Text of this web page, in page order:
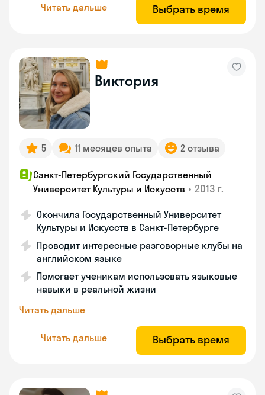
Читать дальше Выбрать время
Виктория
5 11 месяцев опыта 2 отзыва
Санкт-Петербургский Государственный
Университет Культуры и Искусств • 2013 г.
Окончила Государственный Университет
Культуры и Искусств в Санкт-Петербурге
Проводит интересные разговорные клубы на
английском языке
Помогает ученикам использовать языковые
навыки в реальной жизни
Читать дальше
Читать дальше Выбрать время